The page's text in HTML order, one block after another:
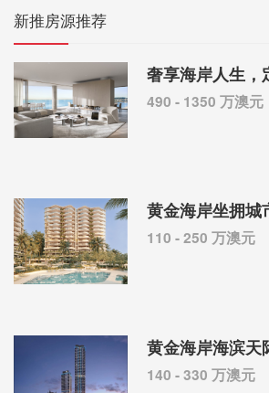
新推房源推荐
奢享海岸人生，
490 - 1350 万澳元
黄金海岸坐拥城
110 - 250 万澳元
黄金海岸海滨天
140 - 330 万澳元